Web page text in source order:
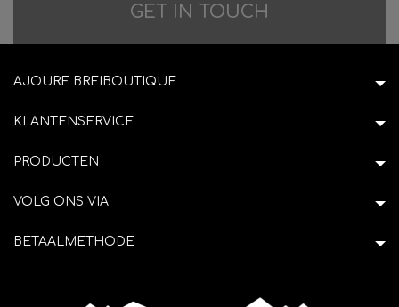
GET IN TOUCH
AJOURE BREIBOUTIQUE
KLANTENSERVICE
PRODUCTEN
VOLG ONS VIA
BETAALMETHODE